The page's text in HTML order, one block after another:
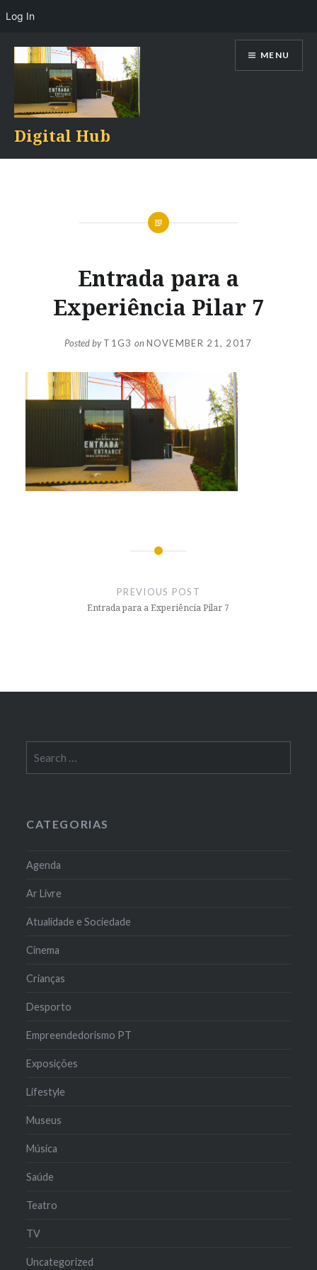
Digital Hub
MENU
Entrada para a
Experiência Pilar 7
Posted byT1G3 onNOVEMBER 21, 2017
PREVIOUS POST
Entrada para a Experiência Pilar 7
for:
CATEGORIAS
Agenda
Ar Livre
Atualidade e Sociedade
Cinema
Crianças
Desporto
Empreendedorismo PT
Exposições
Lifestyle
Museus
Música
Saúde
Teatro
TV
Uncategorized
Log In